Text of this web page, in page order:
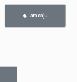
aracaju